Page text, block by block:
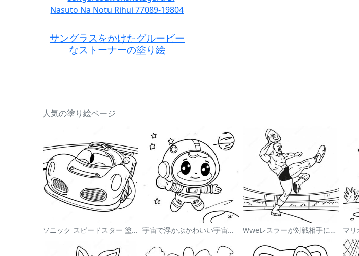
サングラスをかけたグルービー
なストーナーの塗り絵
人気の塗り絵ページ
ソニック スピードスター 塗り絵 宇宙で浮かぶかわいい宇宙飛行士 塗り絵 Wweレスラーが対戦相手にジャンプする塗り絵